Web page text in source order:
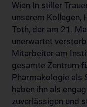
Wien In stiller
unserem Kollegen,
Toth, der am 21.
unerwartet
Mitarbeiter am
gesamte Zentrum
Pharmakologie als
haben ihn als
zuverlässigen und